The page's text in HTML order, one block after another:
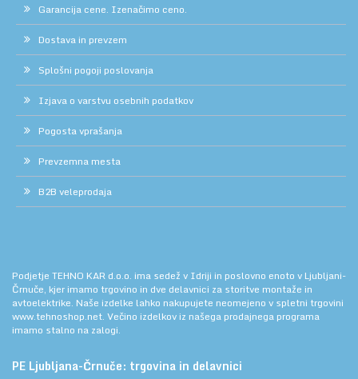
Garancija cene. Izenačimo ceno.
Dostava in prevzem
Splošni pogoji poslovanja
Izjava o varstvu osebnih podatkov
Pogosta vprašanja
Prevzemna mesta
B2B veleprodaja
Podjetje TEHNO KAR d.o.o. ima sedež v Idriji in poslovno enoto v Ljubljani-
Črnuče, kjer imamo trgovino in dve delavnici za storitve montaže in
avtoelektrike. Naše izdelke lahko nakupujete neomejeno v spletni trgovini
www.tehnoshop.net. Večino izdelkov iz našega prodajnega programa
imamo stalno na zalogi.
PE Ljubljana-Črnuče: trgovina in delavnici